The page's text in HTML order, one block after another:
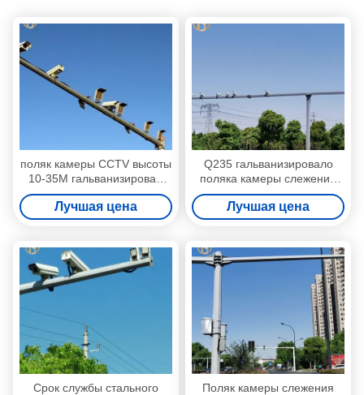
поляк камеры CCTV высоты
10-35M гальванизировал
стальной поляка камеры
слежения
Лучшая цена
Q235 гальванизировало
поляка камеры слежения
CCTV кронштейны на
открытом воздухе двойные
Лучшая цена
Срок службы стального
Поляк камеры слежения